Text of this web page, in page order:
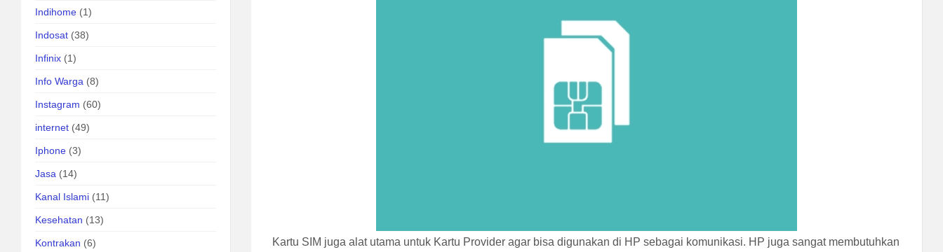
Kartu SIM juga alat utama untuk Kartu Provider agar bisa digunakan di HP sebagai komunikasi. HP juga sangat membutuhkan
Indihome (1)
Indosat (38)
Infinix (1)
Info Warga (8)
Instagram (60)
internet (49)
Iphone (3)
Jasa (14)
Kanal Islami (11)
Kesehatan (13)
Kontrakan (6)